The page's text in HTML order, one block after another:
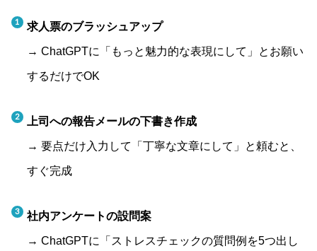
求人票のブラッシュアップ
→ ChatGPTに「もっと魅力的な表現にして」とお願い
するだけでOK
上司への報告メールの下書き作成
→ 要点だけ入力して「丁寧な文章にして」と頼むと、
すぐ完成
社内アンケートの設問案
→ ChatGPTに「ストレスチェックの質問例を5つ出し